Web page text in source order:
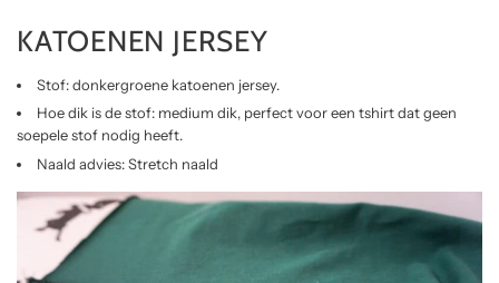
KATOENEN JERSEY
Stof: donkergroene katoenen jersey.
Hoe dik is de stof: medium dik, perfect voor een tshirt dat geen
soepele stof nodig heeft.
Naald advies: Stretch naald